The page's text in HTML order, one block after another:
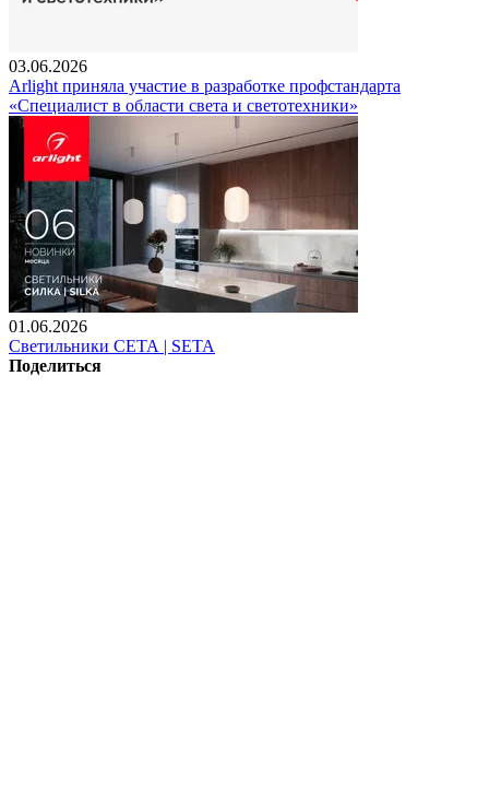
03.06.2026
Arlight приняла участие в разработке профстандарта
«Специалист в области света и светотехники»
01.06.2026
Светильники СЕТА | SETA
Поделиться